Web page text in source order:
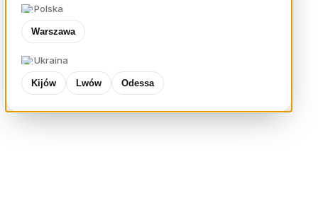
Polska
Warszawa
Ukraina
Kijów Lwów Odessa